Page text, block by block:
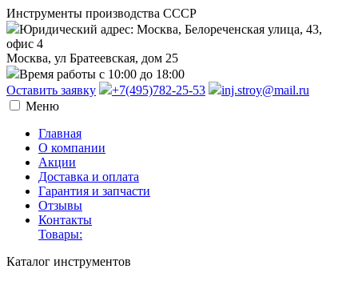
Инструменты производства СССР
Юридический адрес: Москва, Белореченская улица, 43,
офис 4
Москва, ул Братеевская, дом 25
Время работы с 10:00 до 18:00
Оставить заявку
+7(495)782-25-53
inj.stroy@mail.ru
Меню
Главная
О компании
Акции
Доставка и оплата
Гарантия и запчасти
Отзывы
Контакты
Товары:
Каталог инструментов